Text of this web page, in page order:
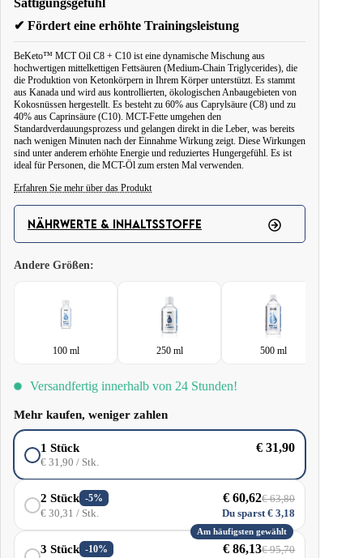
Sättigungsgefühl
✔ Fördert eine erhöhte Trainingsleistung
BeKeto™ MCT Oil C8 + C10 ist eine dynamische Mischung aus
hochwertigen mittelkettigen Fettsäuren (Medium-Chain Triglycerides), die
die Produktion von Ketonkörpern in Ihrem Körper unterstützt. Es stammt
aus Kanada und wird aus kontrollierten, ökologischen Anbaugebieten von
Kokosnüssen hergestellt. Es besteht zu 60% aus Caprylsäure (C8) und zu
40% aus Caprinsäure (C10). MCT-Fette umgehen den
Standardverdauungsprozess und gelangen direkt in die Leber, was bereits
nach wenigen Minuten nach der Einnahme Wirkung zeigt. Diese Wirkungen
sind unter anderem erhöhte Energie und reduziertes Hungergefühl. Es ist
ideal für Personen, die MCT-Öl zum ersten Mal verwenden.
Erfahren Sie mehr über das Produkt
MCT-Öl C8 + C10 zeichnet sich durch seine einfache Zusammensetzung
aus. Zu seinen Bestandteilen gehört C8-Caprylsäure - das beste und am
schnellsten absorbierte mittelkettige Fett, das an der Bildung von
Eigenschaften das Immunsystem. Das zweite mittelkettige Fett, das die
Bildung von Ketonen fördert, ist die C10-Caprinsäure. Seine Anwesenheit
Training als sehr wirksames Mittel zum Wiederaufbau der Muskeln
eingenommen werden. Die reine Zusammensetzung und der fehlende
Getränken kompatibel, so dass es in jeder Kombination verwendet werden
kann.
NÄHRWERTE & INHALTSSTOFFE
Andere Größen:
100 ml 250 ml 500 ml
Versandfertig innerhalb von 24 Stunden!
Mehr kaufen, weniger zahlen
1 Stück € 31,90
€ 31,90 / Stk.
2 Stück -5% € 60,62€63,80
€ 30,31 / Stk. Du sparst€ 3,18
Am häufigsten gewählt
3 Stück -10% € 86,13€95,70